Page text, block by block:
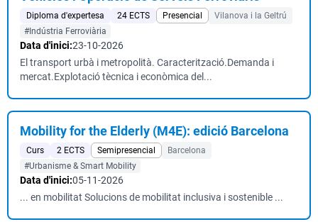
Diploma d'expertesa 24 ECTS Presencial
Vilanova i la Geltrú
#Indústria Ferroviària
Data d'inici:23-10-2026
El transport urbà i metropolità. Caracterització.Demanda i
mercat.Explotació tècnica i econòmica del...
Mobility for the Elderly (M4E): edició Barcelona
Curs 2 ECTS Semipresencial
Barcelona
#Urbanisme & Smart Mobility
Data d'inici:05-11-2026
... en mobilitat Solucions de mobilitat inclusiva i sostenible ...